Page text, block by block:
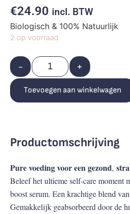
€24.90 incl. BTW
Biologisch & 100% Natuurlijk
2 op voorraad
- +
Toevoegen aan winkelwagen
Productomschrijving
Pure voeding voor een gezond,
Beleef het ultieme self-care moment
boost serum. Een krachtige blend
Gemakkelijk geabsorbeerd door de